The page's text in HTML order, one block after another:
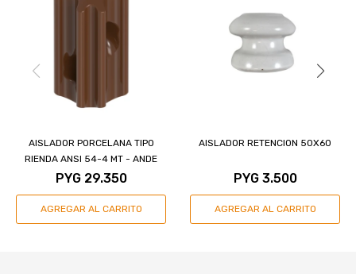
AISLADOR PORCELANA TIPO
RIENDA ANSI 54-4 MT - ANDE
PYG 29.350
AISLADOR RETENCION 50X60
PYG 3.500